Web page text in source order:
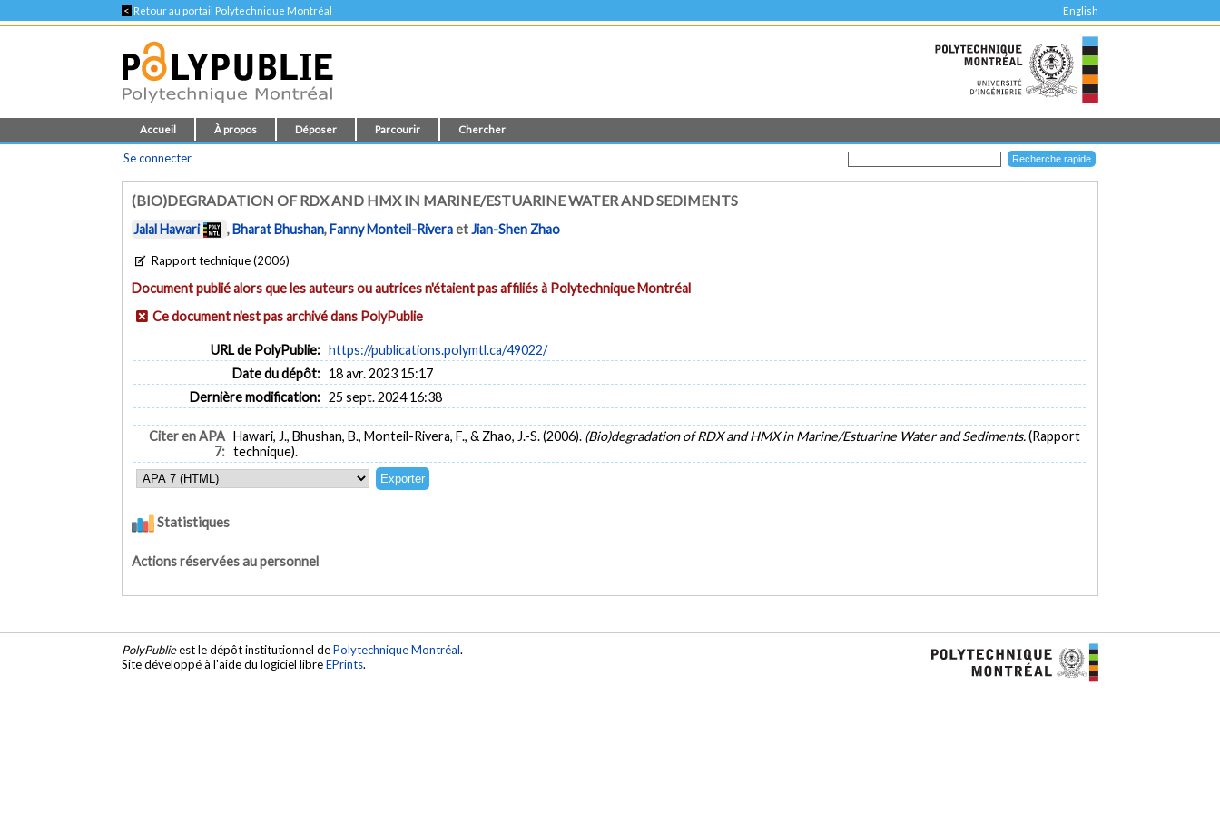
< Retour au portail Polytechnique Montréal English
Accueil À propos Déposer Parcourir Chercher
Se connecter
(BIO)DEGRADATION OF RDX AND HMX IN MARINE/ESTUARINE WATER AND SEDIMENTS
Jalal Hawari ,Bharat Bhushan,Fanny Monteil-RiveraetJian-Shen Zhao
Rapport technique (2006)
Document publié alors que les auteurs ou autrices n'étaient pas affiliés à Polytechnique Montréal
Ce document n'est pas archivé dans PolyPublie
URL de PolyPublie: https://publications.polymtl.ca/49022/
Date du dépôt: 18 avr. 2023 15:17
Dernière modification: 25 sept. 2024 16:38
Citer en APA
7:
Hawari, J., Bhushan, B., Monteil-Rivera, F., & Zhao, J.-S. (2006). (Bio)degradation of RDX and HMX in Marine/Estuarine Water and Sediments.(Rapport
technique).
Statistiques
Actions réservées au personnel
PolyPublieest le dépôt institutionnel dePolytechnique Montréal.
Site développé à l'aide du logiciel libreEPrints.